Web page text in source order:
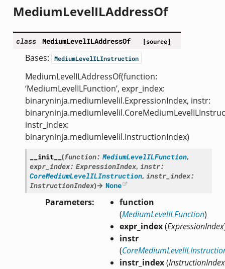
MediumLevelILAddressOf
class MediumLevelILAddressOf [source]
Bases: MediumLevelILInstruction
MediumLevelILAddressOf(function:
‘MediumLevelILFunction’, expr_index:
binaryninja.mediumlevelil.ExpressionIndex, instr:
instr_index:
binaryninja.mediumlevelil.InstructionIndex)
__init__ (function: MediumLevelILFunction,
expr_index: ExpressionIndex, instr:
CoreMediumLevelILInstruction, instr_index:
InstructionIndex)→ None
Parameters
function
(MediumLevelILFunction)
expr_index(ExpressionIndex
instr
(
instr_index(InstructionIndex